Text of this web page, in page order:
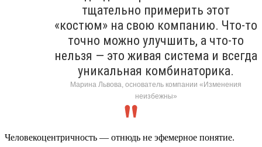
тщательно примерить этот
«костюм» на свою компанию. Что-то
точно можно улучшить, а что-то
нельзя — это живая система и всегда
уникальная комбинаторика.
Марина Львова, основатель компании «Изменения
неизбежны»
Человекоцентричность — отнюдь не эфемерное понятие.